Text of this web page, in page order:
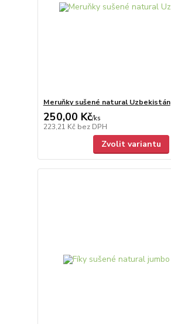
Meruňky sušené natural Uzbekistán
250,00 Kč/ks
223,21 Kč bez DPH
Zvolit variantu